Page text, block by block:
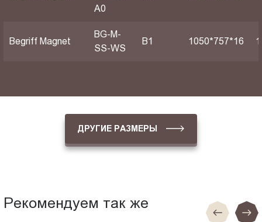
A0
Begriff Magnet
BG-M-
SS-WS
B1 1050*757*16
ДРУГИЕ РАЗМЕРЫ
Рекомендуем так же